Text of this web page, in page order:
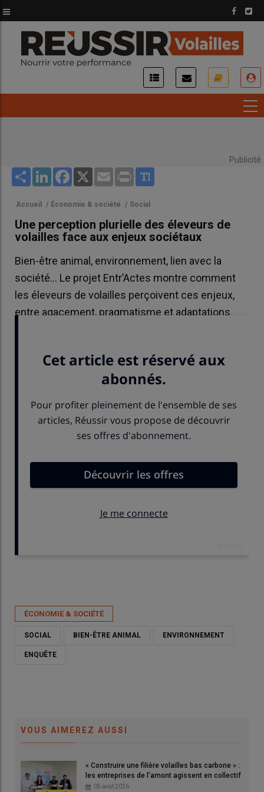
au
contenu
principal
Publicité
Share LinkedInFacebook
X Email Print
Accueil / Économie & société / Social
Une perception plurielle des éleveurs de
volailles face aux enjeux sociétaux
Bien-être animal, environnement, lien avec la
société… Le projet Entr’Actes montre comment
les éleveurs de volailles perçoivent ces enjeux,
entre agacement, pragmatisme et adaptations
Le bien-être animal et l’environnement sont rarement cités
ÉCONOMIE & SOCIÉTÉ
SOCIAL BIEN-ÊTRE ANIMAL ENVIRONNEMENT
ENQUÊTE
VOUS AIMEREZ AUSSI
« Construire une filière volailles bas carbone » :
les entreprises de l’amont agissent en collectif
05 août 2026